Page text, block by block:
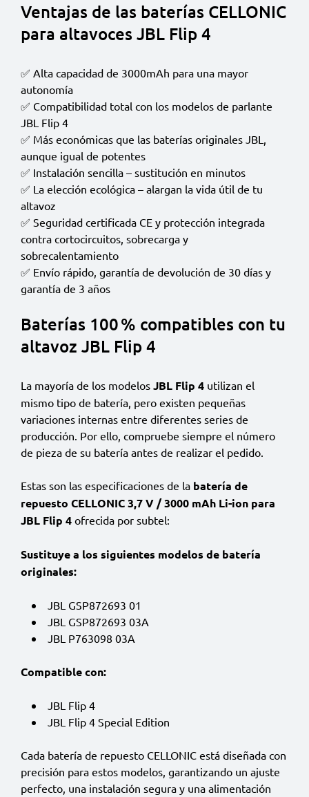
Ventajas de las baterías CELLONIC
para altavoces JBL Flip 4
✅ Alta capacidad de 3000mAh para una mayor
autonomía
✅ Compatibilidad total con los modelos de parlante
JBL Flip 4
✅ Más económicas que las baterías originales JBL,
aunque igual de potentes
✅ Instalación sencilla – sustitución en minutos
✅ La elección ecológica – alargan la vida útil de tu
altavoz
✅ Seguridad certificada CE y protección integrada
contra cortocircuitos, sobrecarga y
sobrecalentamiento
✅ Envío rápido, garantía de devolución de 30 días y
garantía de 3 años
Baterías 100 % compatibles con tu
altavoz JBL Flip 4
La mayoría de los modelos JBL Flip 4 utilizan el
mismo tipo de batería, pero existen pequeñas
variaciones internas entre diferentes series de
producción. Por ello, compruebe siempre el número
de pieza de su batería antes de realizar el pedido.
Estas son las especificaciones de la batería de
repuesto CELLONIC 3,7 V / 3000 mAh Li-ion para
JBL Flip 4 ofrecida por subtel:
Sustituye a los siguientes modelos de batería
originales:
JBL GSP872693 01
JBL GSP872693 03A
JBL P763098 03A
Compatible con:
JBL Flip 4
JBL Flip 4 Special Edition
Cada batería de repuesto CELLONIC está diseñada con
precisión para estos modelos, garantizando un ajuste
perfecto, una instalación segura y una alimentación